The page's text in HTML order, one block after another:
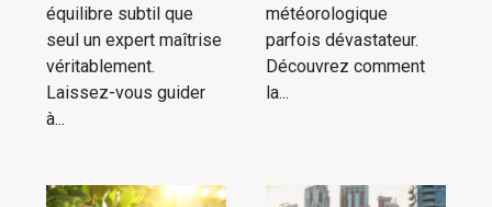
équilibre subtil que
seul un expert maîtrise
véritablement.
Laissez-vous guider
à...
météorologique
parfois dévastateur.
Découvrez comment
la...